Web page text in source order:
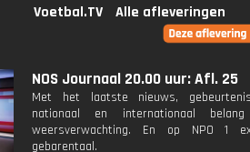
Voetbal.TV
Alle afleveringen
NOS Journaal 20.00 uur: Afl. 25
Met het laatste nieuws,
nationaal en internationaal
weersverwachting. En op NPO 1
gebarentaal.